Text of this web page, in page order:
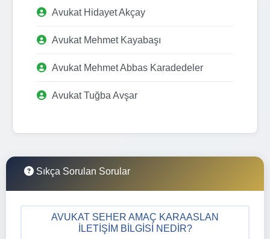
Avukat Hidayet Akçay
Avukat Mehmet Kayabaşı
Avukat Mehmet Abbas Karadedeler
Avukat Tuğba Avşar
Sıkça Sorulan Sorular
AVUKAT SEHER AMAÇ KARAASLAN
İLETIŞIM BILGISI NEDIR?